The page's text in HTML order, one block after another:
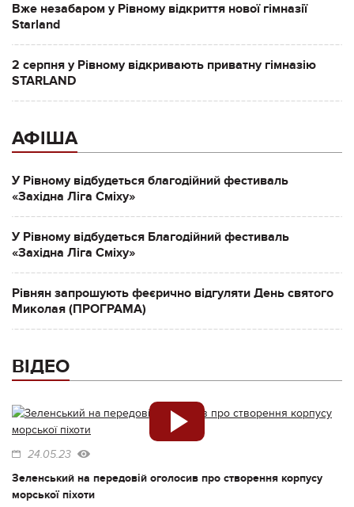
Вже незабаром у Рівному відкриття нової гімназії
Starland
2 серпня у Рівному відкривають приватну гімназію
STARLAND
АФІША
У Рівному відбудеться благодійний фестиваль
«Західна Ліга Сміху»
У Рівному відбудеться Благодійний фестиваль
«Західна Ліга Сміху»
Рівнян запрошують феєрично відгуляти День святого
Миколая (ПРОГРАМА)
ВІДЕО
24.05.23
Зеленський на передовій оголосив про створення корпусу
морської піхоти